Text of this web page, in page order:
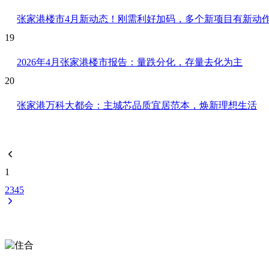
张家港楼市4月新动态！刚需利好加码，多个新项目有新动
19
2026年4月张家港楼市报告：量跌分化，存量去化为主
20
张家港万科大都会：主城芯品质宜居范本，焕新理想生活
1
2345